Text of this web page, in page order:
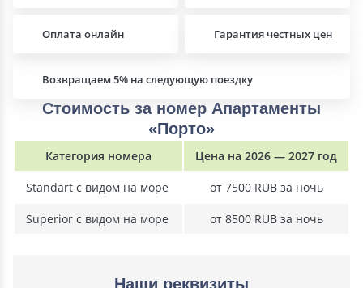
Возвращаем 5% на следующую поездку
Оплата онлайн Гарантия честных цен
Стоимость за номер Апартаменты
«Порто»
Категория номера Цена на 2026 — 2027 год
Standart c видом на море от 7500 RUB за ночь
Superior c видом на море от 8500 RUB за ночь
Наши реквизиты